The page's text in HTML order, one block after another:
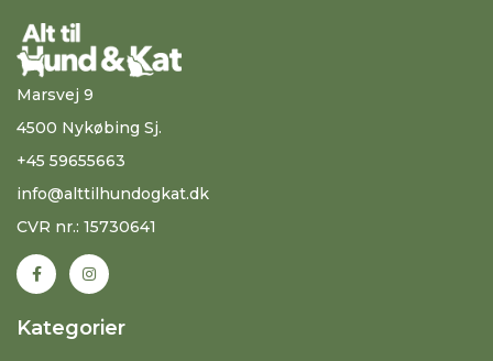
Marsvej 9
4500 Nykøbing Sj.
+45 59655663
info@alttilhundogkat.dk
CVR nr.: 15730641
Kategorier